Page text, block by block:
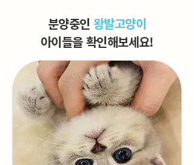
분양중인 왕발고양이
아이들을 ​확인해보세요!